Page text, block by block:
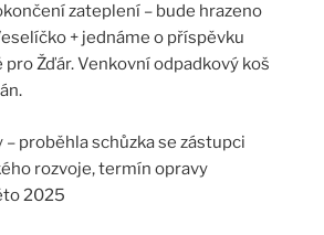
zateplení – bude hrazeno
+ jednáme o příspěvku
Žďár. Venkovní odpadkový koš
– proběhla schůzka se zástupci
rozvoje, termín opravy
2025